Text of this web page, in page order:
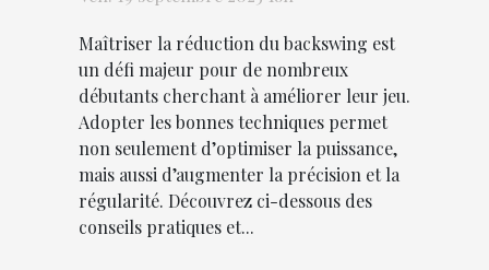
Maîtriser la réduction du backswing est
un défi majeur pour de nombreux
débutants cherchant à améliorer leur jeu.
Adopter les bonnes techniques permet
non seulement d’optimiser la puissance,
mais aussi d’augmenter la précision et la
régularité. Découvrez ci-dessous des
conseils pratiques et...